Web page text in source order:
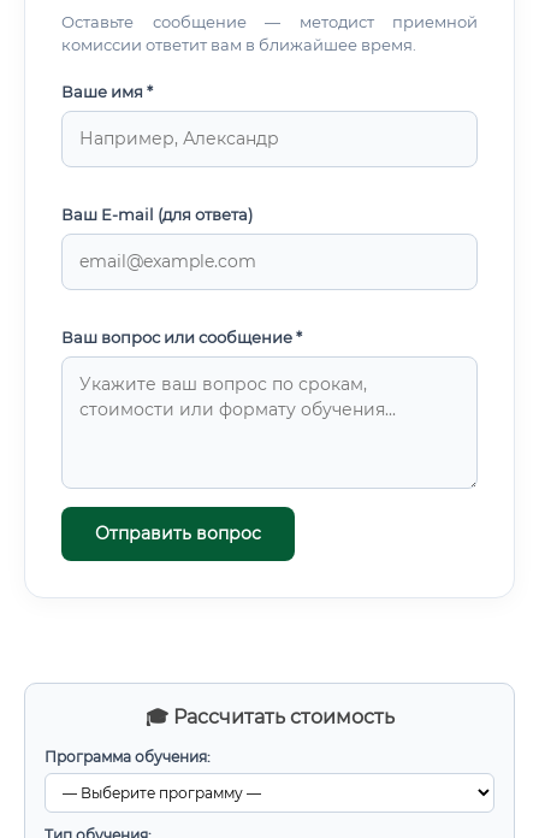
🎓 Рассчитать стоимость
Программа обучения:
Оставьте сообщение — методист приемной
комиссии ответит вам в ближайшее время.
Ваше имя *
Ваш E-mail (для ответа)
Ваш вопрос или сообщение *
Отправить вопрос